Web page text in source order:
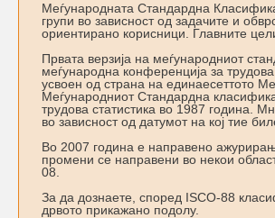
Меѓународната Стандардна
групи во зависност од задачите и
ориентирано корисници. Главните
Првата верзија на меѓународниот
меѓународна конференција за
усвоен од страна на единаесеттото
Меѓународниот Стандардна
трудова статистика во 1987 година.
во зависност од датумот на кој тие
Во 2007 година е направено
промени се направени во некои
08.
За да дознаете, според ISCO-88
дрвото прикажано подолу.